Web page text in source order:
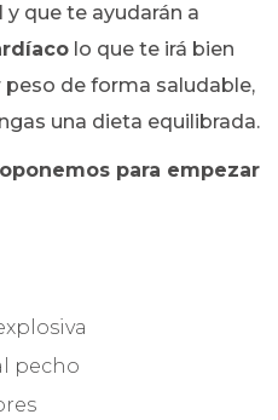
y que te ayudarán a
lo que te irá bien
de forma saludable,
una dieta equilibrada.
para empezar
pecho